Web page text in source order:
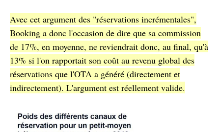
Avec cet argument des "réservations incrémentales",
Booking a donc l'occasion de dire que sa commission
de 17%, en moyenne, ne reviendrait donc, au final, qu'à
13% si l'on rapportait son coût au revenu global des
réservations que l'OTA a généré (directement et
indirectement). L'argument est réellement valide.